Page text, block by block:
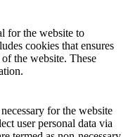
for the website to
cookies that ensures
the website. These
for the website
user personal data via